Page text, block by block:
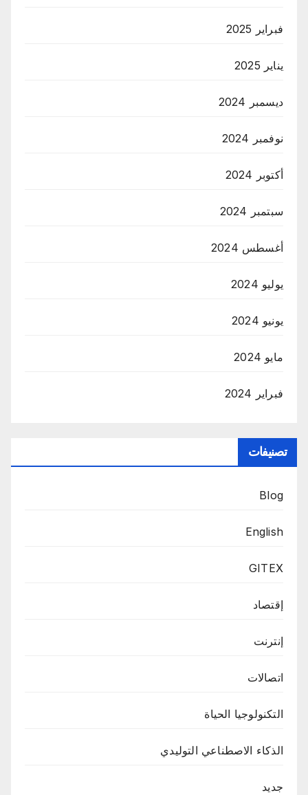
فبراير 2025
يناير 2025
ديسمبر 2024
نوفمبر 2024
أكتوبر 2024
سبتمبر 2024
أغسطس 2024
يوليو 2024
يونيو 2024
مايو 2024
فبراير 2024
تصنيفات
Blog
English
GITEX
إقتصاد
إنترنت
اتصالات
التكنولوجيا الحياة
الذكاء الاصطناعي التوليدي
جديد